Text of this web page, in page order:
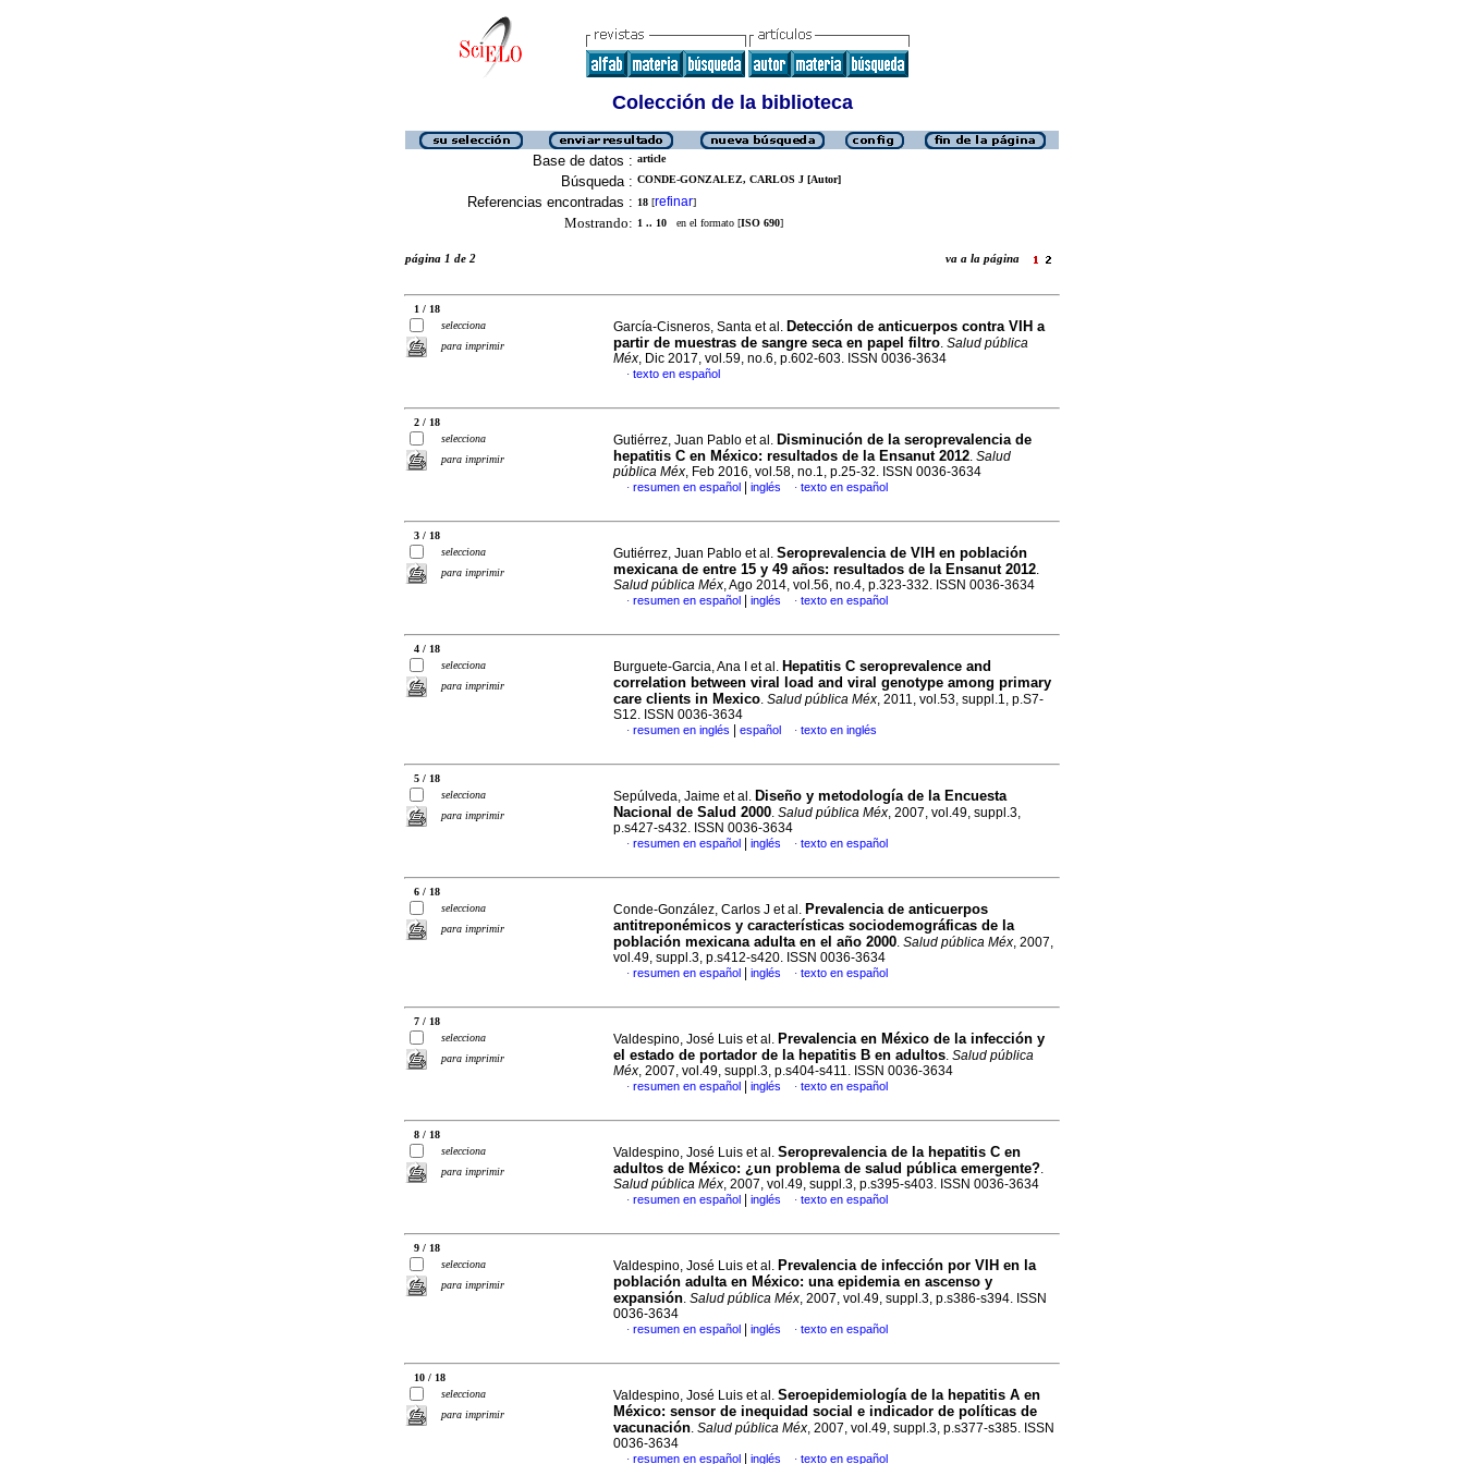
Colección de la biblioteca
Base de datos : article
Búsqueda : CONDE-GONZALEZ, CARLOS J [Autor]
Referencias encontradas : 18 [refinar]
Mostrando: 1 .. 10 en el formato [ISO 690]
página 1 de 2 va a la página
1 / 18
selecciona
para imprimir
García-Cisneros, Santa et al. Detección de anticuerpos contra VIH a
partir de muestras de sangre seca en papel filtro. Salud pública
Méx, Dic 2017, vol.59, no.6, p.602-603. ISSN 0036-3634
· texto en español
2 / 18
selecciona
para imprimir
Gutiérrez, Juan Pablo et al. Disminución de la seroprevalencia de
hepatitis C en México: resultados de la Ensanut 2012. Salud
pública Méx, Feb 2016, vol.58, no.1, p.25-32. ISSN 0036-3634
· resumen en español inglés · texto en español
3 / 18
selecciona
para imprimir
Gutiérrez, Juan Pablo et al. Seroprevalencia de VIH en población
mexicana de entre 15 y 49 años: resultados de la Ensanut 2012.
Salud pública Méx, Ago 2014, vol.56, no.4, p.323-332. ISSN 0036-3634
· resumen en español inglés · texto en español
4 / 18
selecciona
para imprimir
Burguete-Garcia, Ana I et al. Hepatitis C seroprevalence and
correlation between viral load and viral genotype among primary
care clients in Mexico. Salud pública Méx, 2011, vol.53, suppl.1, p.S7-
S12. ISSN 0036-3634
· resumen en inglés español · texto en inglés
5 / 18
selecciona
para imprimir
Sepúlveda, Jaime et al. Diseño y metodología de la Encuesta
Nacional de Salud 2000. Salud pública Méx, 2007, vol.49, suppl.3,
p.s427-s432. ISSN 0036-3634
· resumen en español inglés · texto en español
6 / 18
selecciona
para imprimir
Conde-González, Carlos J et al. Prevalencia de anticuerpos
antitreponémicos y características sociodemográficas de la
población mexicana adulta en el año 2000. Salud pública Méx, 2007,
vol.49, suppl.3, p.s412-s420. ISSN 0036-3634
· resumen en español inglés · texto en español
7 / 18
selecciona
para imprimir
Valdespino, José Luis et al. Prevalencia en México de la infección y
el estado de portador de la hepatitis B en adultos. Salud pública
Méx, 2007, vol.49, suppl.3, p.s404-s411. ISSN 0036-3634
· resumen en español inglés · texto en español
8 / 18
selecciona
para imprimir
Valdespino, José Luis et al. Seroprevalencia de la hepatitis C en
adultos de México: ¿un problema de salud pública emergente?.
Salud pública Méx, 2007, vol.49, suppl.3, p.s395-s403. ISSN 0036-3634
· resumen en español inglés · texto en español
9 / 18
selecciona
para imprimir
Valdespino, José Luis et al. Prevalencia de infección por VIH en la
población adulta en México: una epidemia en ascenso y
expansión. Salud pública Méx, 2007, vol.49, suppl.3, p.s386-s394. ISSN
0036-3634
· resumen en español inglés · texto en español
10 / 18
selecciona
para imprimir
Valdespino, José Luis et al. Seroepidemiología de la hepatitis A en
México: sensor de inequidad social e indicador de políticas de
vacunación. Salud pública Méx, 2007, vol.49, suppl.3, p.s377-s385. ISSN
0036-3634
· resumen en español inglés · texto en español